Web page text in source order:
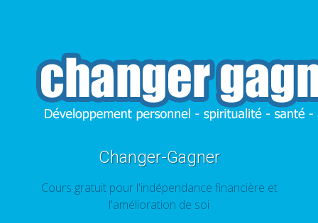
Changer-Gagner
Cours gratuit pour l'indépendance financière et
l'amélioration de soi